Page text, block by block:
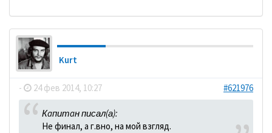
Kurt
- 24 фев 2014, 10:27 #621976
Кaпитaн писал(а):
Не финал, а г.вно, на мой взгляд.